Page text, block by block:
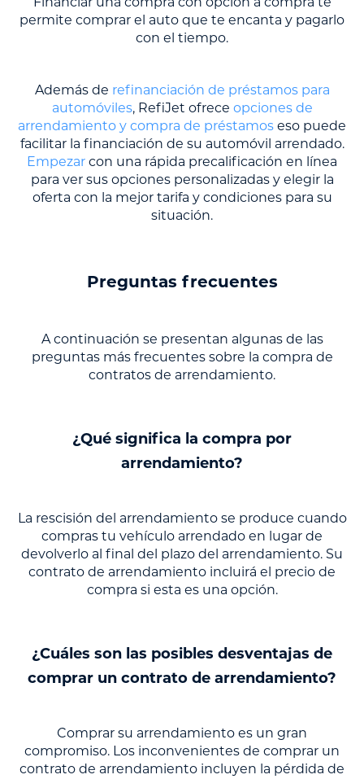
permite comprar el auto que te encanta y pagarlo
con el tiempo.
Además de refinanciación de préstamos para
automóviles, RefiJet ofrece opciones de
arrendamiento y compra de préstamos eso puede
facilitar la financiación de su automóvil arrendado.
Empezar con una rápida precalificación en línea
para ver sus opciones personalizadas y elegir la
oferta con la mejor tarifa y condiciones para su
situación.
Preguntas frecuentes
A continuación se presentan algunas de las
preguntas más frecuentes sobre la compra de
contratos de arrendamiento.
¿Qué significa la compra por
arrendamiento?
La rescisión del arrendamiento se produce cuando
compras tu vehículo arrendado en lugar de
devolverlo al final del plazo del arrendamiento. Su
contrato de arrendamiento incluirá el precio de
compra si esta es una opción.
¿Cuáles son las posibles desventajas de
comprar un contrato de arrendamiento?
Comprar su arrendamiento es un gran
compromiso. Los inconvenientes de comprar un
contrato de arrendamiento incluyen la pérdida de